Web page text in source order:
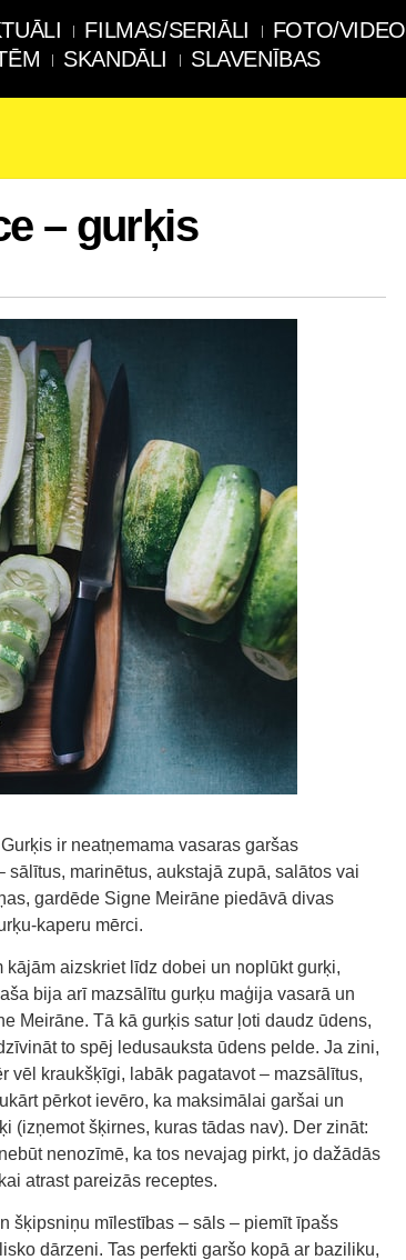
FILMAS/SERIĀLI FOTO/VIDEO
SKANDĀLI SLAVENĪBAS
– gurķis
ir neatņemama vasaras garšas
marinētus, aukstajā zupā, salātos vai
gardēde Signe Meirāne piedāvā divas
kaperu mērci.
aizskriet līdz dobei un noplūkt gurķi,
bija arī mazsālītu gurķu maģija vasarā un
Meirāne. Tā kā gurķis satur ļoti daudz ūdens,
to spēj ledusauksta ūdens pelde. Ja zini,
vēl kraukšķīgi, labāk pagatavot – mazsālītus,
pērkot ievēro, ka maksimālai garšai un
(izņemot šķirnes, kuras tādas nav). Der zināt:
nenozīmē, ka tos nevajag pirkt, jo dažādās
atrast pareizās receptes.
šķipsniņu mīlestības – sāls – piemīt īpašs
dārzeni. Tas perfekti garšo kopā ar baziliku,